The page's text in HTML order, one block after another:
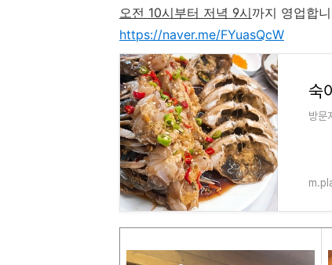
오전 10시부터 저녁 9시까지 영업합
https://naver.me/FYuasQcW
숙
방문